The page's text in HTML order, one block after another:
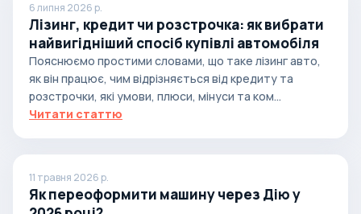
6 липня 2026 р.
Лізинг, кредит чи розстрочка: як вибрати
найвигідніший спосіб купівлі автомобіля
Пояснюємо простими словами, що таке лізинг авто,
як він працює, чим відрізняється від кредиту та
розстрочки, які умови, плюси, мінуси та ком...
Читати статтю
11 травня 2026 р.
Як переоформити машину через Дію у